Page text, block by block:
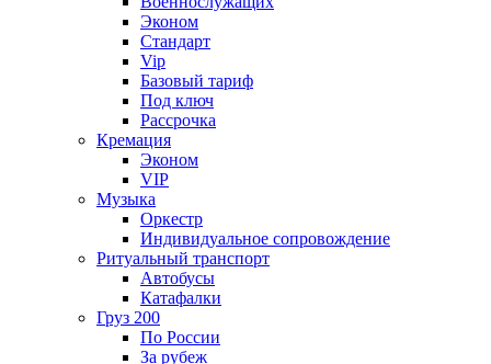
Эконом
Стандарт
Vip
Базовый тариф
Под ключ
Рассрочка
Кремация
Эконом
VIP
Музыка
Оркестр
Индивидуальное сопровождение
Ритуальный транспорт
Автобусы
Катафалки
Груз 200
По России
За рубеж